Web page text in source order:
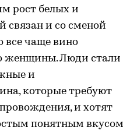
рост белых и
связан и со сменой
все чаще вино
женщины. Люди стали
и
которые требуют
и хотят
понятным вкусом